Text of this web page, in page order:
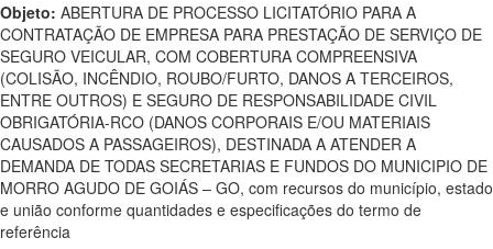
Objeto: ABERTURA DE PROCESSO LICITATÓRIO PARA A
CONTRATAÇÃO DE EMPRESA PARA PRESTAÇÃO DE SERVIÇO DE
SEGURO VEICULAR, COM COBERTURA COMPREENSIVA
(COLISÃO, INCÊNDIO, ROUBO/FURTO, DANOS A TERCEIROS,
ENTRE OUTROS) E SEGURO DE RESPONSABILIDADE CIVIL
OBRIGATÓRIA-RCO (DANOS CORPORAIS E/OU MATERIAIS
CAUSADOS A PASSAGEIROS), DESTINADA A ATENDER A
DEMANDA DE TODAS SECRETARIAS E FUNDOS DO MUNICIPIO DE
MORRO AGUDO DE GOIÁS – GO, com recursos do município, estado
e união conforme quantidades e especificações do termo de
referência